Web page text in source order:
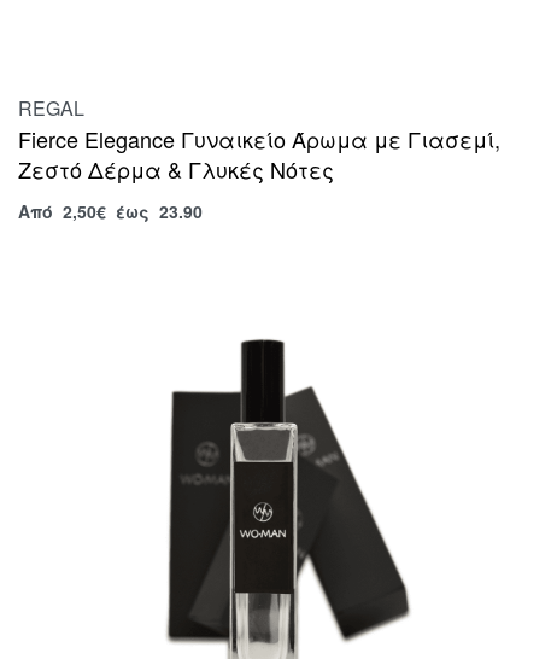
REGAL
Fierce Elegance Γυναικείο Άρωμα με Γιασεμί,
Ζεστό Δέρμα & Γλυκές Νότες
Από 2,50€ έως 23.90